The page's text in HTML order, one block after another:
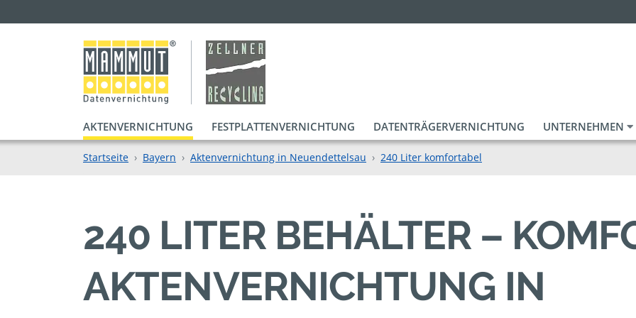
AKTENVERNICHTUNG FESTPLATTENVERNICHTUNG DATENTRÄGERVERNICHTUNG UNTERNEHMEN
Startseite Bayern Aktenvernichtung in Neuendettelsau 240 Liter komfortabel
240 LITER BEHÄLTER –
AKTENVERNICHTUNG IN